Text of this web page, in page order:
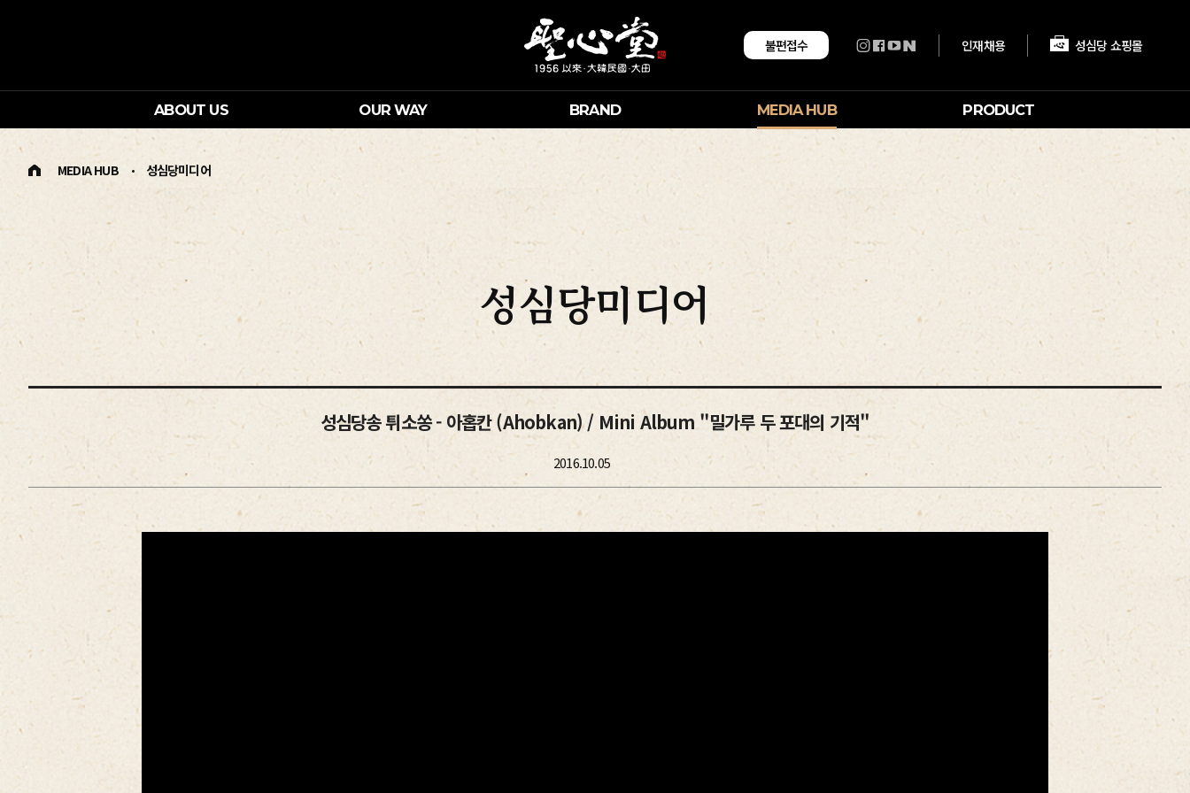
불편접수 인재채용 성심당 쇼핑몰
ABOUT US OUR WAY BRAND MEDIA HUB PRODUCT
MEDIA HUB 성심당미디어
성심당미디어
성심당송 튀소쏭 - 아홉칸 (Ahobkan) / Mini Album "밀가루 두 포대의 기적"
2016.10.05